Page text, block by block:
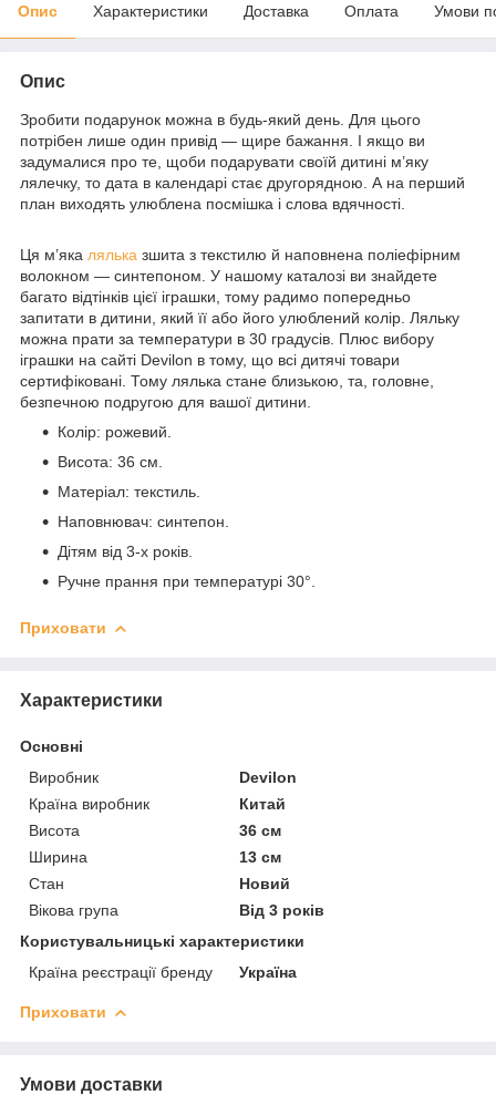
Опис Характеристики Доставка Оплата Умови
Опис
Зробити подарунок можна в будь-який день. Для цього
потрібен лише один привід — щире бажання. І якщо ви
задумалися про те, щоби подарувати своїй дитині м’яку
лялечку, то дата в календарі стає другорядною. А на перший
план виходять улюблена посмішка і слова вдячності.
Ця м’яка лялька зшита з текстилю й наповнена поліефірним
волокном — синтепоном. У нашому каталозі ви знайдете
багато відтінків цієї іграшки, тому радимо попередньо
запитати в дитини, який її або його улюблений колір. Ляльку
можна прати за температури в 30 градусів. Плюс вибору
іграшки на сайті Devilon в тому, що всі дитячі товари
сертифіковані. Тому лялька стане близькою, та, головне,
безпечною подругою для вашої дитини.
Колір: рожевий.
Висота: 36 см.
Матеріал: текстиль.
Наповнювач: синтепон.
Дітям від 3-х років.
Ручне прання при температурі 30°.
Приховати
Характеристики
Основні
Виробник
Devilon
Країна виробник
Китай
Висота
36 см
Ширина
13 см
Стан
Новий
Вікова група
Від 3 років
Користувальницькі характеристики
Країна реєстрації бренду
Україна
Приховати
Умови доставки